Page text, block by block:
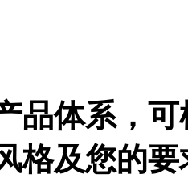
品体系，
格及您的要